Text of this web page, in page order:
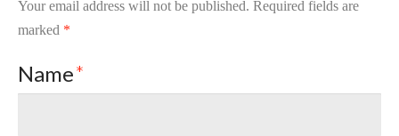
Your email address will not be published. Required fields are
marked *
Name*